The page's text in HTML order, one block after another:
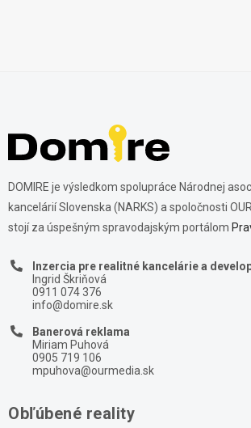
DOMIRE je výsledkom spolupráce Národnej
kancelárií Slovenska (NARKS) a spoločnosti
stojí za úspešným spravodajským portálom
Inzercia pre realitné kancelárie a
Ingrid Škriňová
0911 074 376
info@domire.sk
Banerová reklama
Miriam Puhová
0905 719 106
mpuhova@ourmedia.sk
Obľúbené reality